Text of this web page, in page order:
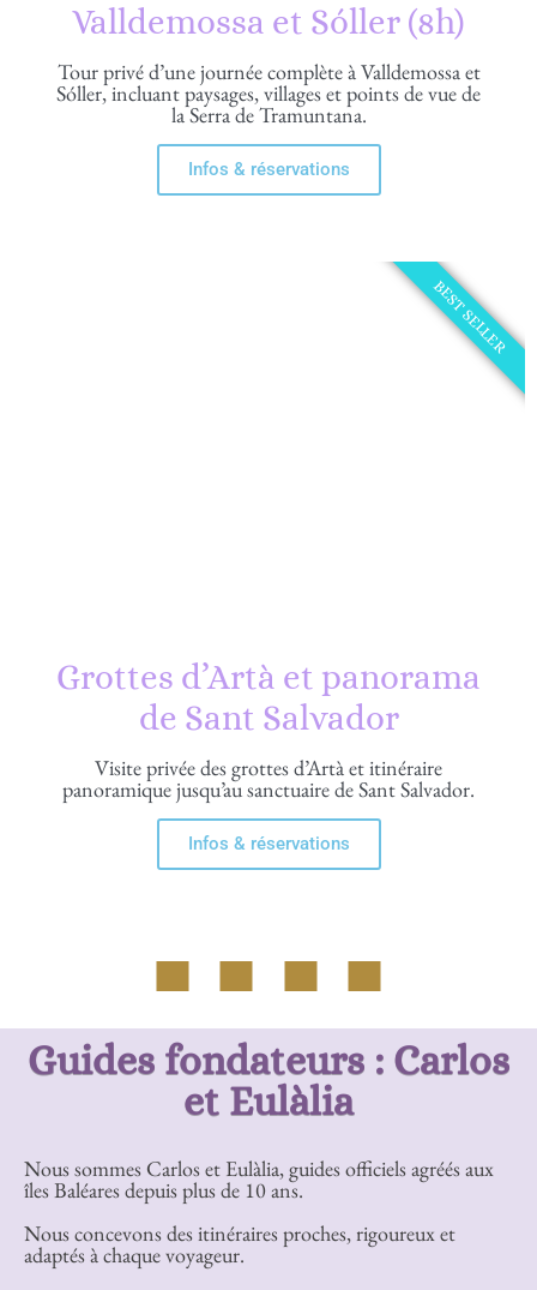
Valldemossa et Sóller (8h)
Tour privé d’une journée complète à Valldemossa et
Sóller, incluant paysages, villages et points de vue de
la Serra de Tramuntana.
Infos & réservations
Grottes d’Artà et panorama
de Sant Salvador
Visite privée des grottes d’Artà et itinéraire
panoramique jusqu’au sanctuaire de Sant Salvador.
Infos & réservations
BEST SELLER
Guides fondateurs : Carlos
et Eulàlia
Nous sommes Carlos et Eulàlia, guides officiels agréés aux
îles Baléares depuis plus de 10 ans.
Nous concevons des itinéraires proches, rigoureux et
adaptés à chaque voyageur.